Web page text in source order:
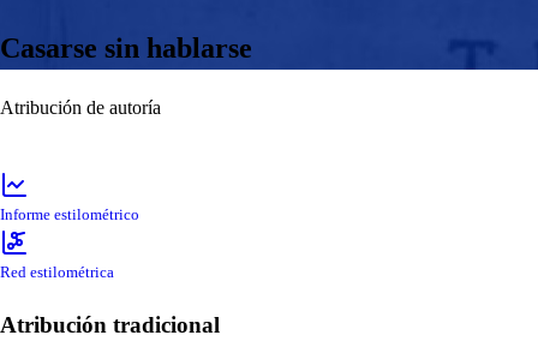
Casarse sin hablarse
Atribución de autoría
Informe estilométrico
Red estilométrica
Atribución tradicional